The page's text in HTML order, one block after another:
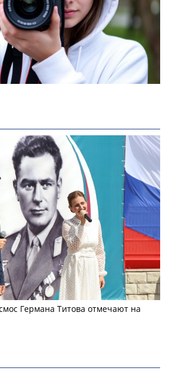
Германа Титова отмечают на